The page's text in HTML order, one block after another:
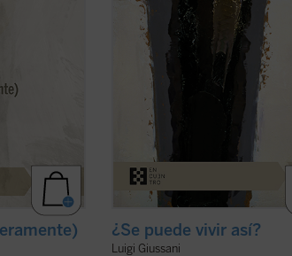
(pobreza, confianza) y ...
(ver ficha)
¿Se puede vivir así?
Luigi Giussani